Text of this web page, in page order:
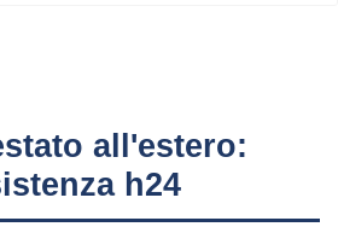
all'estero:
h24